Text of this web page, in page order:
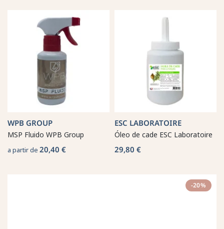
WPB GROUP
MSP Fluido WPB Group
a partir de 20,40 €
ESC LABORATOIRE
Óleo de cade ESC Laboratoire
29,80 €
-20%